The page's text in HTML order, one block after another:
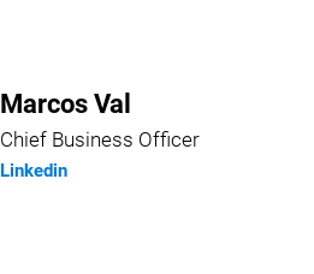
Marcos Val
Chief Business Officer
Linkedin